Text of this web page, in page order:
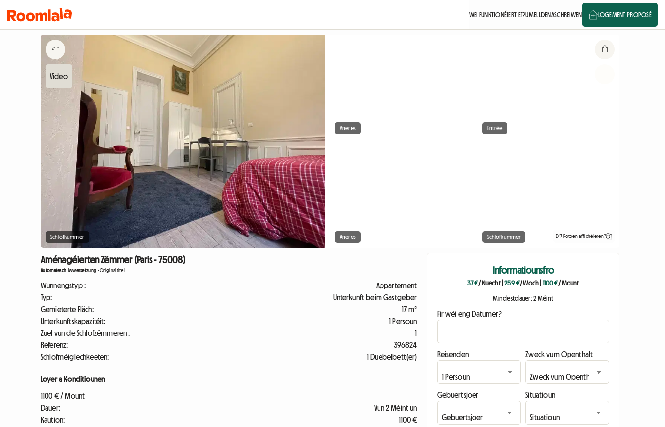
WEI FUNKTIONÉIERT ET?UMELLDENASCHREIWEN LOGEMENT PROPOSÉ
Schlofkummer
Aneres Entrée
Aneres Schlofkummer D'7 Fotoen affichéieren
Aménagéierten Zëmmer (Paris - 75008)
Automatesch Iwwersetzung -Originaltitel
Wunnengstyp :
Appartement
Typ:
Unterkunft beim Gastgeber
Gemieterte Fläch:
17 m²
Unterkunftskapazitéit:
1 Persoun
Zuel vun de Schlofzëmmeren :
1
Referenz:
396824
Schlofméiglechkeeten:
1 Duebelbett(er)
Loyer a Konditiounen
1100 € / Mount
Dauer:
Vun 2 Méint un
Kaution:
1100 €
Informatiounsfro
37 €/ Nuecht|259 €/ Woch 1100 €/ Mount
Mindestdauer: 2 Méint
Fir wéi eng Datumer?
Reisenden Zweck vum Openthalt
Gebuertsjoer Situatioun